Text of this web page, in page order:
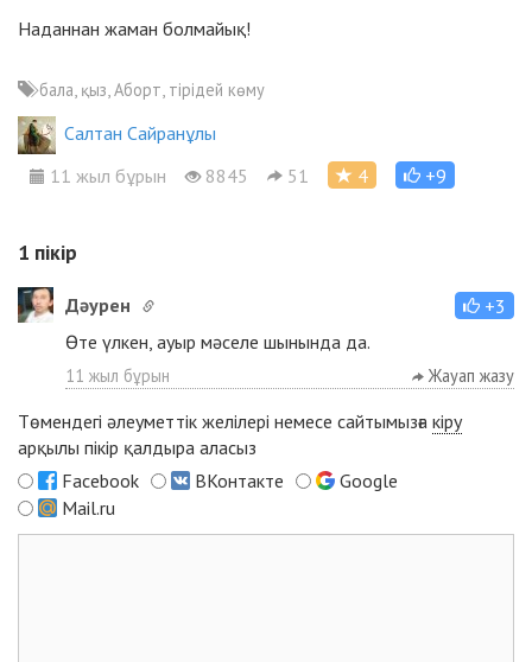
Наданнан жаман болмайық!
бала, қыз, Аборт, тірідей көму
Салтан Сайранұлы
11 жыл бұрын
8845 51 4 +9
1 пікір
Дәурен
+3
Өте үлкен, ауыр мәселе шынында да.
11 жыл бұрын Жауап жазу
Төмендегі әлеуметтік желілері немесе сайтымызға кіру
арқылы пікір қалдыра аласыз
Facebook
ВКонтакте
Google
Mail.ru